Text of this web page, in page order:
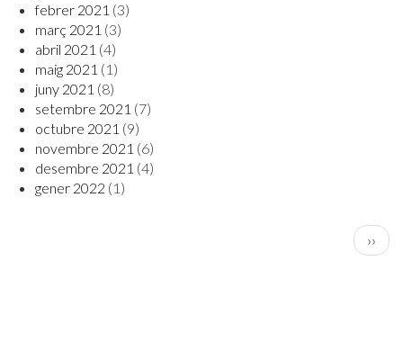
febrer 2021 (3)
març 2021 (3)
abril 2021 (4)
maig 2021 (1)
juny 2021 (8)
setembre 2021 (7)
octubre 2021 (9)
novembre 2021 (6)
desembre 2021 (4)
gener 2022 (1)
››